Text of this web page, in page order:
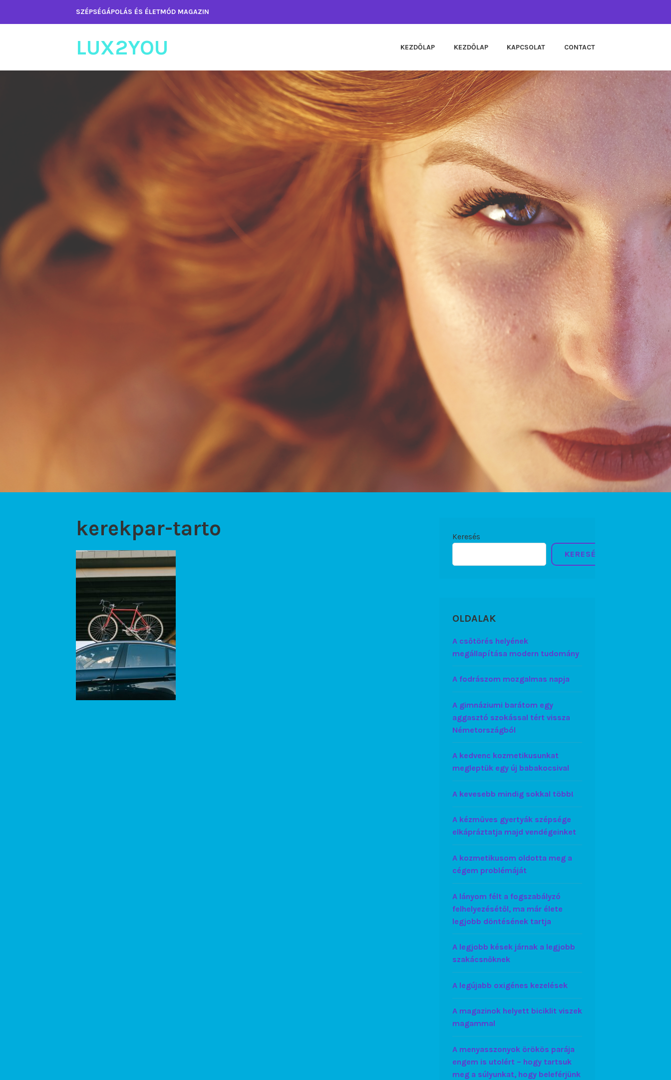
SZÉPSÉGÁPOLÁS ÉS ÉLETMÓD MAGAZIN
LUX2YOU KEZDŐLAP KEZDŐLAP KAPCSOLAT CONTACT
kerekpar-tarto
Keresés
KERESÉS
OLDALAK
A csőtörés helyének
megállapítása modern tudomány
A fodrászom mozgalmas napja
A gimnáziumi barátom egy
aggasztó szokással tért vissza
Németországból
A kedvenc kozmetikusunkat
megleptük egy új babakocsival
A kevesebb mindig sokkal több!
A kézműves gyertyák szépsége
elkápráztatja majd vendégeinket
A kozmetikusom oldotta meg a
cégem problémáját
A lányom félt a fogszabályzó
felhelyezésétől, ma már élete
legjobb döntésének tartja
A legjobb kések járnak a legjobb
szakácsnőknek
A legújabb oxigénes kezelések
A magazinok helyett biciklit viszek
magammal
A menyasszonyok örökös parája
engem is utolért – hogy tartsuk
meg a súlyunkat, hogy beleférjünk